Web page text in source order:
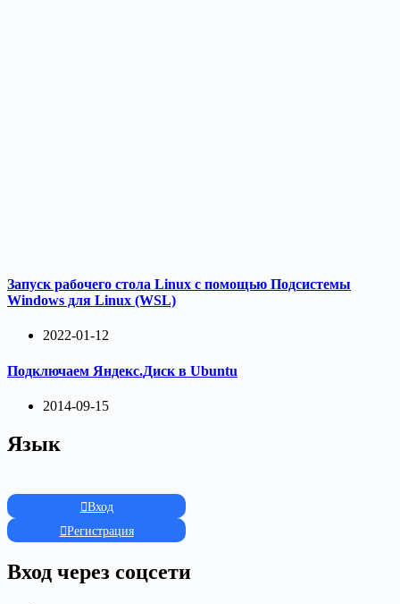
Запуск рабочего стола Linux с помощью Подсистемы
Windows для Linux (WSL)
2022-01-12
Подключаем Яндекс.Диск в Ubuntu
2014-09-15
Язык
Вход
Регистрация
Вход через соцсети